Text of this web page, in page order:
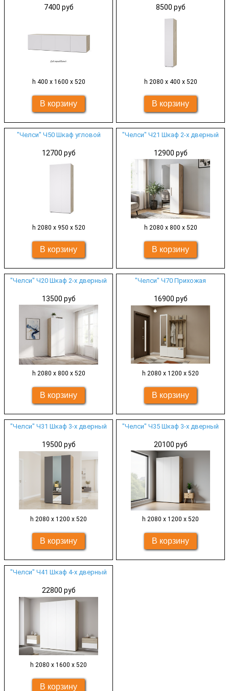
7400 руб
h 400 х 1600 х 520
8500 руб
h 2080 х 400 х 520
"Челси" Ч50 Шкаф угловой
12700 руб
h 2080 х 950 х 520
"Челси" Ч21 Шкаф 2-х дверный
12900 руб
h 2080 х 800 х 520
"Челси" Ч20 Шкаф 2-х дверный
13500 руб
h 2080 х 800 х 520
"Челси" Ч70 Прихожая
16900 руб
h 2080 х 1200 х 520
"Челси" Ч31 Шкаф 3-х дверный
19500 руб
h 2080 х 1200 х 520
"Челси" Ч35 Шкаф 3-х дверный
20100 руб
h 2080 х 1200 х 520
"Челси" Ч41 Шкаф 4-х дверный
22800 руб
h 2080 х 1600 х 520